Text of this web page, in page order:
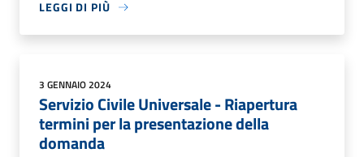
LEGGI DI PIÙ
3 GENNAIO 2024
Servizio Civile Universale - Riapertura
termini per la presentazione della
domanda